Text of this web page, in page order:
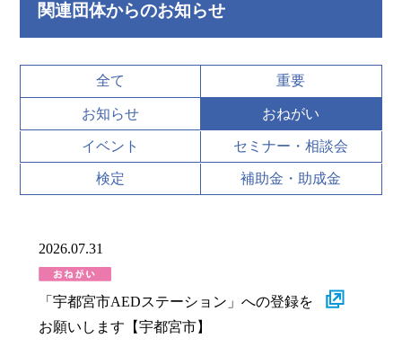
関連団体からのお知らせ
全て 重要
お知らせ おねがい
イベント セミナー・相談会
検定 補助金・助成金
2026.07.31
「宇都宮市AEDステーション」への登録を
お願いします【宇都宮市】